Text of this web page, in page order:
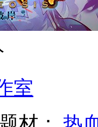
室